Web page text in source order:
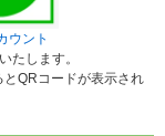
ウント
たします。
QRコードが表示され